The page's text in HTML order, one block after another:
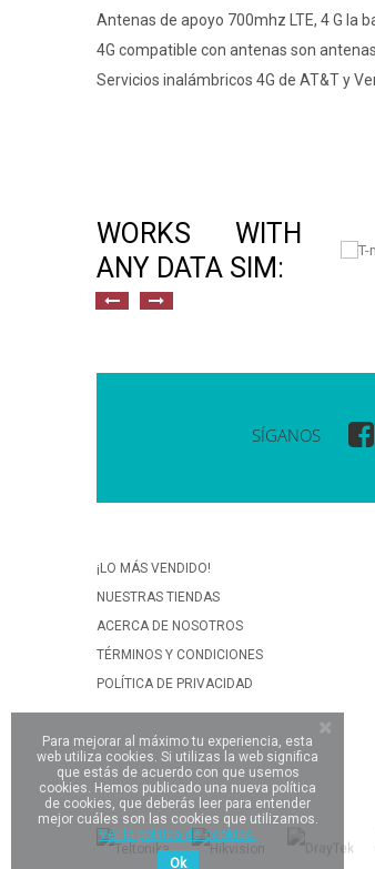
Antenas de apoyo 700mhz LTE, 4 G la
4G compatible con antenas son
Servicios inalámbricos 4G de AT&T y
WORKS WITH
ANY DATA SIM:
SÍGANOS
¡LO MÁS VENDIDO!
NUESTRAS TIENDAS
ACERCA DE NOSOTROS
TÉRMINOS Y CONDICIONES
POLÍTICA DE PRIVACIDAD
Para mejorar al máximo tu experiencia, esta
web utiliza cookies. Si utilizas la web significa
que estás de acuerdo con que usemos
cookies. Hemos publicado una nueva política
de cookies, que deberás leer para entender
mejor cuáles son las cookies que utilizamos.
Ver la política de cookies.
Ok